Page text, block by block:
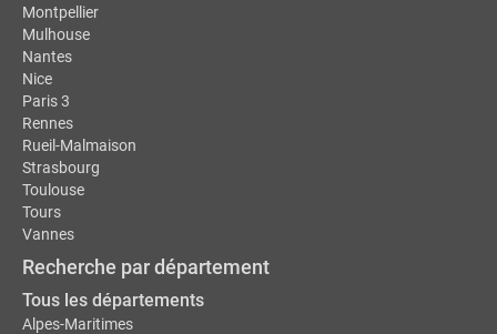
Montpellier
Mulhouse
Nantes
Nice
Paris 3
Rennes
Rueil-Malmaison
Strasbourg
Toulouse
Tours
Vannes
Recherche par département
Tous les départements
Alpes-Maritimes